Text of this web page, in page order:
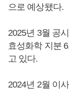
으로 예상됐다.
2025년 3월 공
효성화학 지분
고 있다.
2024년 2월 이